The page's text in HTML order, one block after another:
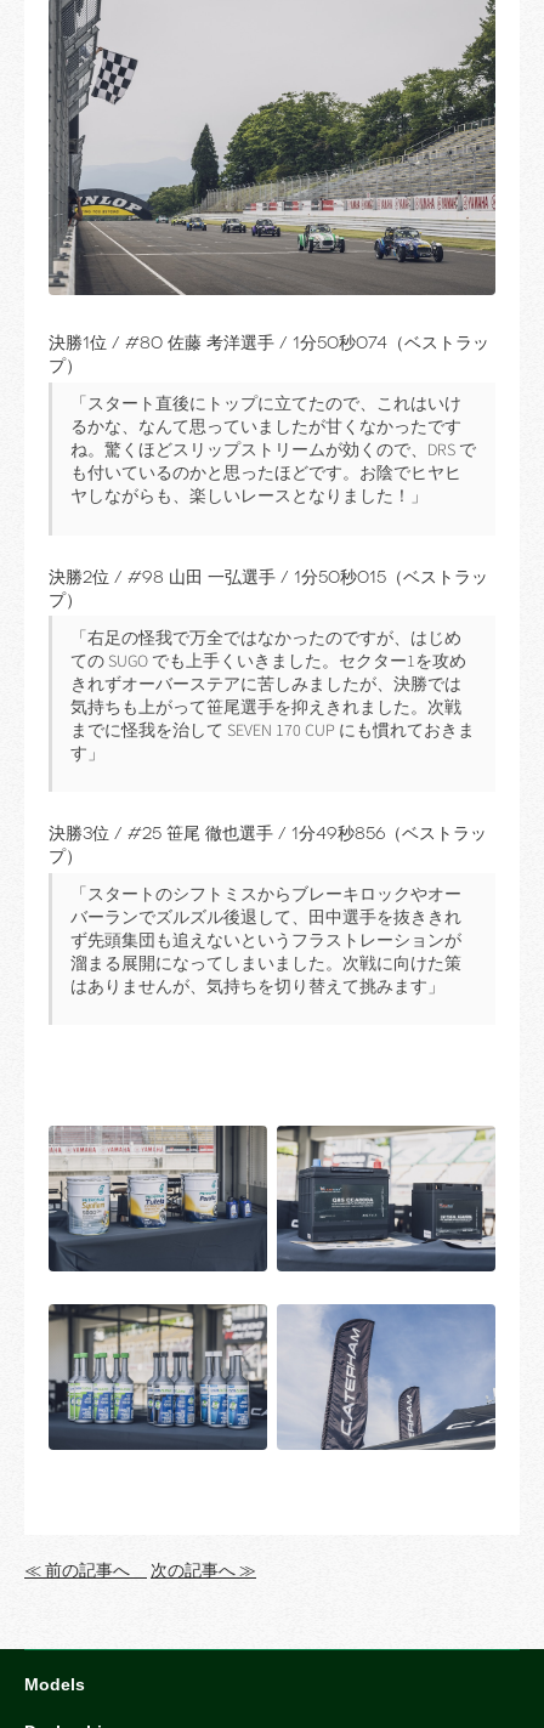
決勝1位 / #80 佐藤 考洋選手 / 1分50秒074（ベストラッ
プ）
「スタート直後にトップに立てたので、これはいけ
るかな、なんて思っていましたが甘くなかったです
ね。驚くほどスリップストリームが効くので、DRS で
も付いているのかと思ったほどです。お陰でヒヤヒ
ヤしながらも、楽しいレースとなりました！」
決勝2位 / #98 山田 一弘選手 / 1分50秒015（ベストラッ
プ）
「右足の怪我で万全ではなかったのですが、はじめ
ての SUGO でも上手くいきました。セクター1を攻め
きれずオーバーステアに苦しみましたが、決勝では
気持ちも上がって笹尾選手を抑えきれました。次戦
までに怪我を治して SEVEN 170 CUP にも慣れておきま
す」
決勝3位 / #25 笹尾 徹也選手 / 1分49秒856（ベストラッ
プ）
「スタートのシフトミスからブレーキロックやオー
バーランでズルズル後退して、田中選手を抜ききれ
ず先頭集団も追えないというフラストレーションが
溜まる展開になってしまいました。次戦に向けた策
はありませんが、気持ちを切り替えて挑みます」
≪ 前の記事へ 次の記事へ ≫
Models